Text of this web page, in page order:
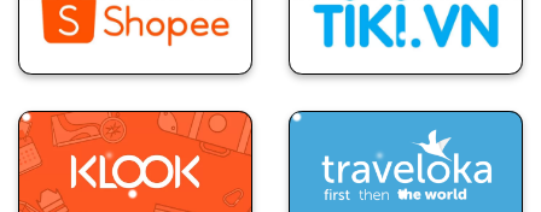
Mã Giảm Giá Shopee Mã Giảm Giá Tiki
Mã Giảm Giá Klook
Mã Giảm Giá
Traveloka